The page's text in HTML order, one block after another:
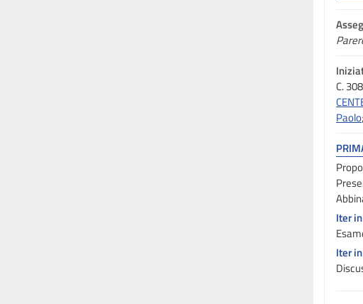
C.
Paolo;
Iter
Iter